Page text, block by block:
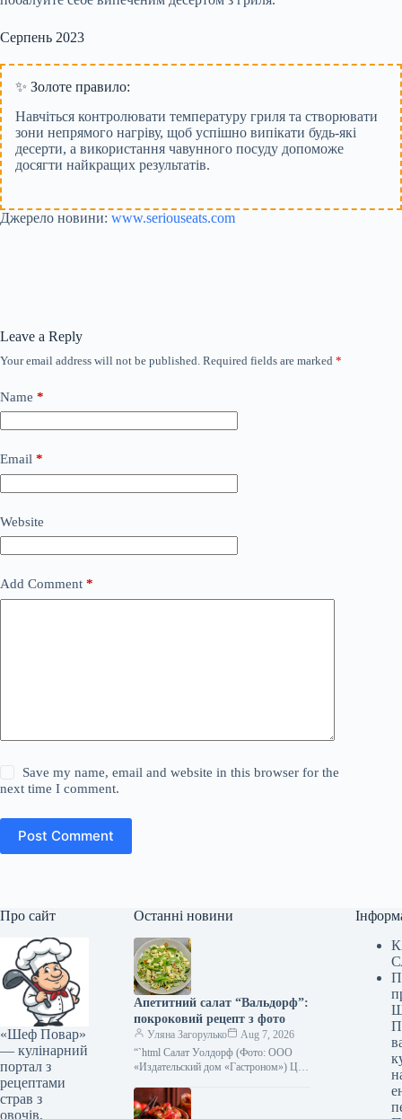
Серпень 2023
✨ Золоте правило:
Навчіться контролювати температуру гриля та створювати
зони непрямого нагріву, щоб успішно випікати будь-які
десерти, а використання чавунного посуду допоможе
досягти найкращих результатів.
Джерело новини: www.seriouseats.com
Leave a Reply
Your email address will not be published. Required fields are marked *
Name *
Email *
Website
Add Comment *
Save my name, email and website in this browser for the
next time I comment.
Post Comment
Про сайт
«Шеф Повар»
— кулінарний
портал з
рецептами
страв з
овочів,
Останні новини
Апетитний салат “Вальдорф”:
покроковий рецепт з фото
Уляна Загорулько
Aug 7, 2026
“`html Салат Уолдорф (Фото: ООО
«Издательский дом «Гастроном») Цей
справжня знахідка для тих, хто цінує
свіжість,…